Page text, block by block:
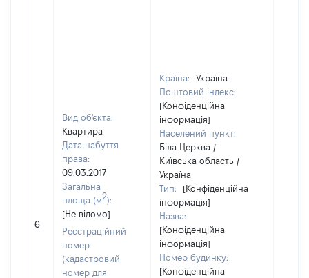
6
Вид об'єкта:
Квартира
Дата набуття
права:
09.03.2017
Загальна
площа (м2):
[Не відомо]
Реєстраційний
номер
(кадастровий
номер для
Країна:
Україна
Поштовий індекс:
[Конфіденційна
інформація]
Населений пункт:
Біла Церква /
Київська область /
Україна
Тип:
[Конфіденційна
інформація]
Назва:
[Конфіденційна
інформація]
Номер будинку:
[Конфіденційна